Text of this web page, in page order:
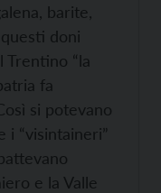
barite,
doni
“la
fa
si potevano
i “visintaineri”
e la Valle